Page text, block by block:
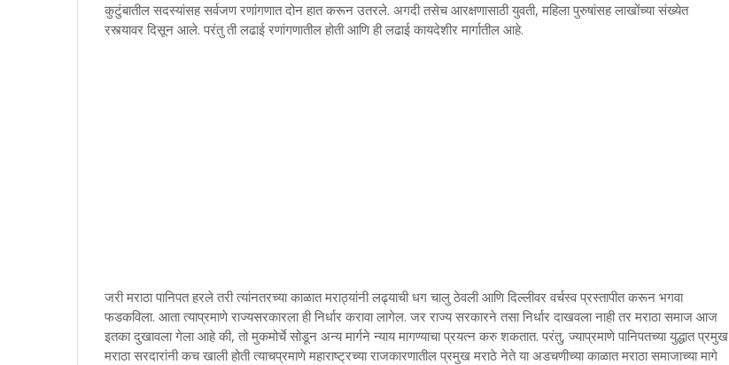
कुटुंबातील सदस्यांसह सर्वजण रणांगणात दोन हात करून उतरले. अगदी तसेच आरक्षणासाठी युवती, महिला पुरुषांसह लाखोंच्या संख्येत
रस्त्यावर दिसून आले. परंतु ती लढाई रणांगणातील होती आणि ही लढाई कायदेशीर मार्गातील आहे.
जरी मराठा पानिपत हरले तरी त्यांनतरच्या काळात मराठ्यांनी लढ्याची धग चालु ठेवली आणि दिल्लीवर वर्चस्व प्रस्तापीत करून भगवा
फडकविला. आता त्याप्रमाणे राज्यसरकारला ही निर्धार करावा लागेल. जर राज्य सरकारने तसा निर्धार दाखवला नाही तर मराठा समाज आज
इतका दुखावला गेला आहे की, तो मुकमोर्चे सोडून अन्य मार्गने न्याय मागण्याचा प्रयत्न करु शकतात. परंतु, ज्याप्रमाणे पानिपतच्या युद्धात प्रमुख
मराठा सरदारांनी कच खाली होती त्याचप्रमाणे महाराष्ट्रच्या राजकारणातील प्रमुख मराठे नेते या अडचणीच्या काळात मराठा समाजाच्या मागे